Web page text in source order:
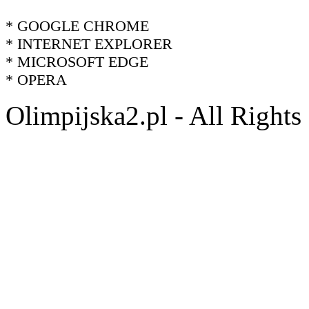
* GOOGLE CHROME
* INTERNET EXPLORER
* MICROSOFT EDGE
* OPERA
Olimpijska2.pl - All Rights